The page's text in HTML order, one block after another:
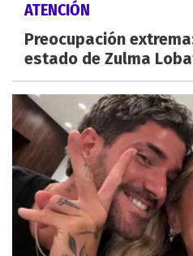
ATENCIÓN
Preocupación
estado de Zulma